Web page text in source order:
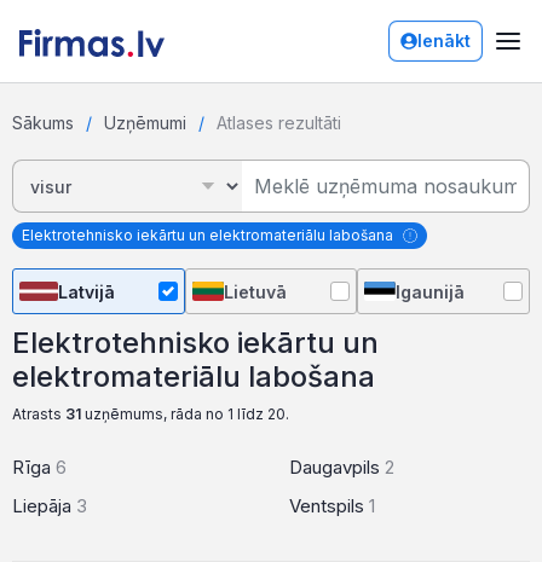
Ienākt
Sākums Uzņēmumi Atlases rezultāti
Elektrotehnisko iekārtu un elektromateriālu labošana
Latvijā Lietuvā Igaunijā
Elektrotehnisko iekārtu un
elektromateriālu labošana
Atrasts 31 uzņēmums, rāda no 1 līdz 20.
Rīga 6
Liepāja 3
Daugavpils 2
Ventspils 1